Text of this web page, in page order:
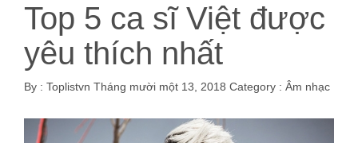
Top 5 ca sĩ Việt được
yêu thích nhất
By : Toplistvn Tháng mười một 13, 2018 Category : Âm nhạc